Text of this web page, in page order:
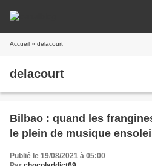
Accueil » delacourt
delacourt
Bilbao : quand les
le plein de musique
Publié le 19/08/2021 à 05:00